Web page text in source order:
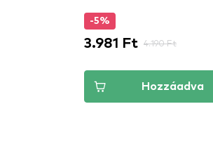
-5%
3.981 Ft 4.190 Ft
Hozzáadva